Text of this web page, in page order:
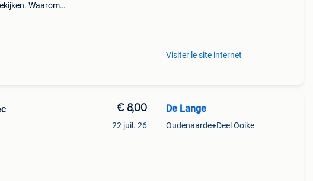
Waarom
Visiter le site internet
€ 8,00
22 juil. 26
De Lange
Oudenaarde+Deel Ooike